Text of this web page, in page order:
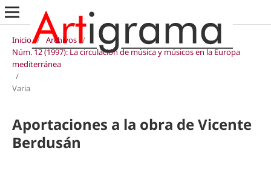
Inicio / Archivos /
Núm. 12 (1997): La circulación de música y músicos en la Europa
mediterránea
/
Varia
Aportaciones a la obra de Vicente
Berdusán